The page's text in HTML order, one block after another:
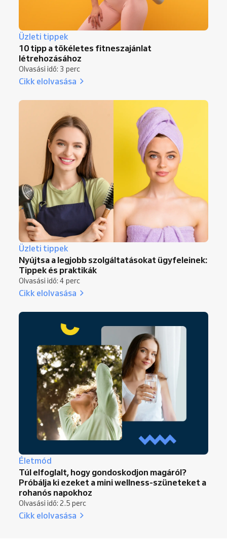
Üzleti tippek
10 tipp a tökéletes fitneszajánlat
létrehozásához
Olvasási idő: 3 perc
Cikk elolvasása
Üzleti tippek
Nyújtsa a legjobb szolgáltatásokat ügyfeleinek:
Tippek és praktikák
Olvasási idő: 4 perc
Cikk elolvasása
Életmód
Túl elfoglalt, hogy gondoskodjon magáról?
Próbálja ki ezeket a mini wellness-szüneteket a
rohanós napokhoz
Olvasási idő: 2.5 perc
Cikk elolvasása